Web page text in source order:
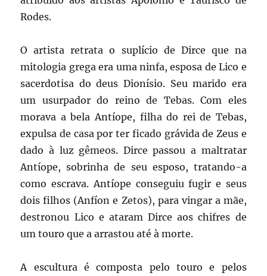
Rodes.
O artista retrata o suplício de Dirce que na
mitologia grega era uma ninfa, esposa de Lico e
sacerdotisa do deus Dionísio. Seu marido era
um usurpador do reino de Tebas. Com eles
morava a bela Antíope, filha do rei de Tebas,
expulsa de casa por ter ficado grávida de Zeus e
dado à luz gêmeos. Dirce passou a maltratar
Antíope, sobrinha de seu esposo, tratando-a
como escrava. Antíope conseguiu fugir e seus
dois filhos (Anfíon e Zetos), para vingar a mãe,
destronou Lico e ataram Dirce aos chifres de
um touro que a arrastou até à morte.
A escultura é composta pelo touro e pelos